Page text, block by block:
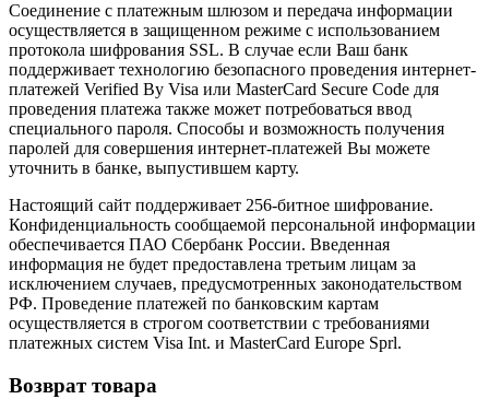
Соединение с платежным шлюзом и передача информации
осуществляется в защищенном режиме с использованием
протокола шифрования SSL. В случае если Ваш банк
поддерживает технологию безопасного проведения интернет-
платежей Verified By Visa или MasterCard Secure Code для
проведения платежа также может потребоваться ввод
специального пароля. Способы и возможность получения
паролей для совершения интернет-платежей Вы можете
уточнить в банке, выпустившем карту.
Настоящий сайт поддерживает 256-битное шифрование.
Конфиденциальность сообщаемой персональной информации
обеспечивается ПАО Сбербанк России. Введенная
информация не будет предоставлена третьим лицам за
исключением случаев, предусмотренных законодательством
РФ. Проведение платежей по банковским картам
осуществляется в строгом соответствии с требованиями
платежных систем Visa Int. и MasterCard Europe Sprl.
Возврат товара